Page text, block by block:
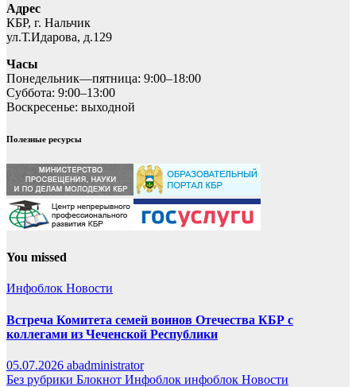
Адрес
КБР, г. Нальчик
ул.Т.Идарова, д.129
Часы
Понедельник—пятница: 9:00–18:00
Суббота: 9:00–13:00
Воскресенье: выходной
Полезные ресурсы
You missed
Инфоблок Новости
Встреча Комитета семей воинов Отечества КБР с
коллегами из Чеченской Республики
05.07.2026 abadministrator
Без рубрики Блокнот Инфоблок инфоблок Новости